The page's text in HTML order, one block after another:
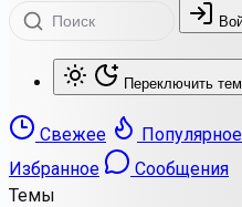
Переключить
Свежее Популярное
Избранное
Сообщения
Темы